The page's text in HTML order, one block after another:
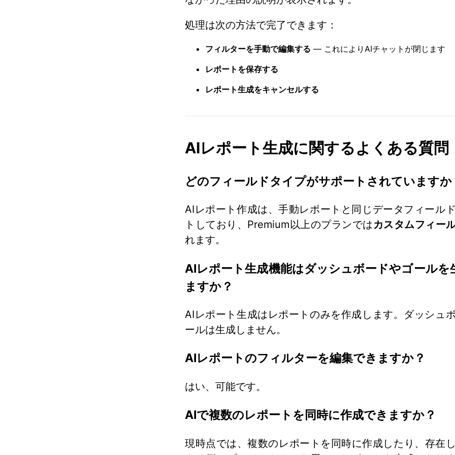
処理は次の方法で完了できます：
フィルターを手動で編集する — これによりAIチャットが閉じます
レポートを保存する
レポート生成をキャンセルする
AIレポート生成に関するよくある質問
どのフィールドタイプがサポートされていますか
AIレポート作成は、手動レポートと同じデータフィール
トしており、Premium以上のプランではカスタムフィー
れます。
AIレポート生成機能はダッシュボードやゴールを
ますか？
AIレポート生成はレポートのみを作成します。ダッシュ
ールは生成しません。
AIレポートのフィルターを編集できますか？
はい、可能です。
AIで複数のレポートを同時に作成できますか？
現時点では、複数のレポートを同時に作成したり、存在